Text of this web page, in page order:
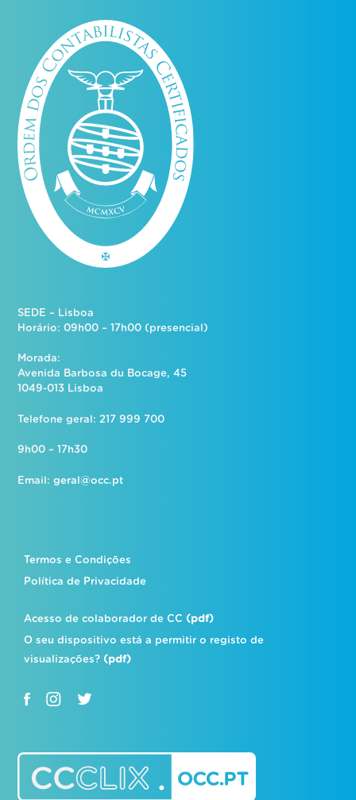
SEDE – Lisboa
Horário: 09h00 – 17h00 (presencial)
Morada:
Avenida Barbosa du Bocage, 45
1049-013 Lisboa
Telefone geral: 217 999 700
9h00 – 17h30
Email:geral@occ.pt
Termos e Condições
Política de Privacidade
Acesso de colaborador de CC(pdf)
O seu dispositivo está a permitir o registo de
visualizações?(pdf)